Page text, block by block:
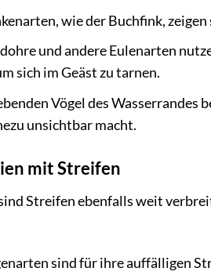
wie der Buchfink,
und andere Eulenarten
sich im Geäst zu tarnen.
Vögel des Wasserrandes
unsichtbar macht.
mit Streifen
Streifen ebenfalls weit
sind für ihre auffälligen